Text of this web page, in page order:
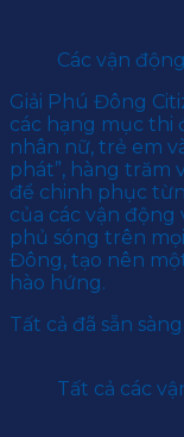
Các vận
Giải Phú Đông
các hạng mục thi
nhân nữ, trẻ em
phát”, hàng trăm
để chinh phục
của các vận động
phủ sóng trên
Đông, tạo nên
hào hứng.
Tất cả đã sẵn sàng.
Tất cả các